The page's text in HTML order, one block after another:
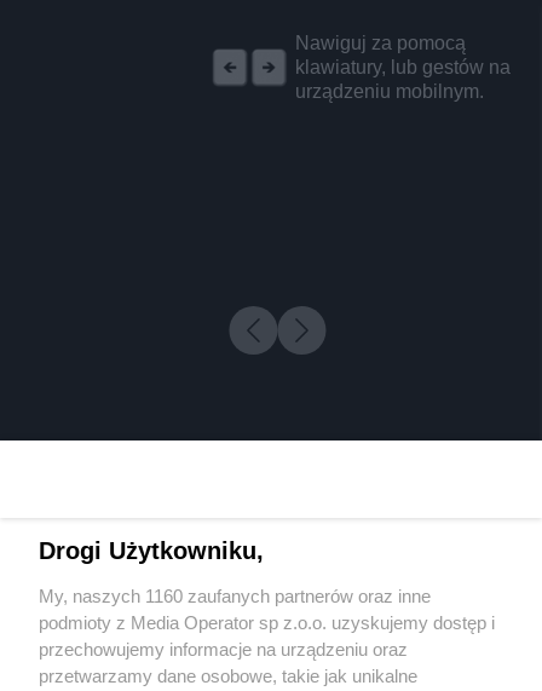
Nawiguj za pomocą
klawiatury, lub gestów na
urządzeniu mobilnym.
Wydawca mediów lokalnych
Drogi Użytkowniku,
My, naszych 1160 zaufanych partnerów oraz inne
podmioty z Media Operator sp z.o.o. uzyskujemy dostęp i
przechowujemy informacje na urządzeniu oraz
przetwarzamy dane osobowe, takie jak unikalne